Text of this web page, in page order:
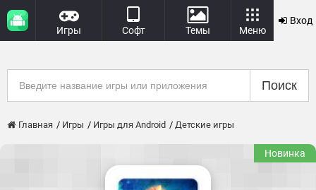
Игры Софт Темы Меню
Вход
Поиск
Главная Игры Игры для Android Детские игры
Новинка